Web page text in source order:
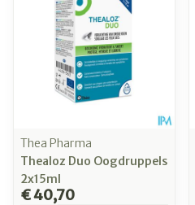
Thea Pharma
Thealoz Duo Oogdruppels
2x15ml
€ 40,70